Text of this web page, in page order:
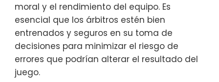
moral y el rendimiento del equipo. Es
esencial que los árbitros estén bien
entrenados y seguros en su toma de
decisiones para minimizar el riesgo de
errores que podrían alterar el resultado del
juego.